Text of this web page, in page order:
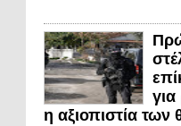
η αξιοπιστία των